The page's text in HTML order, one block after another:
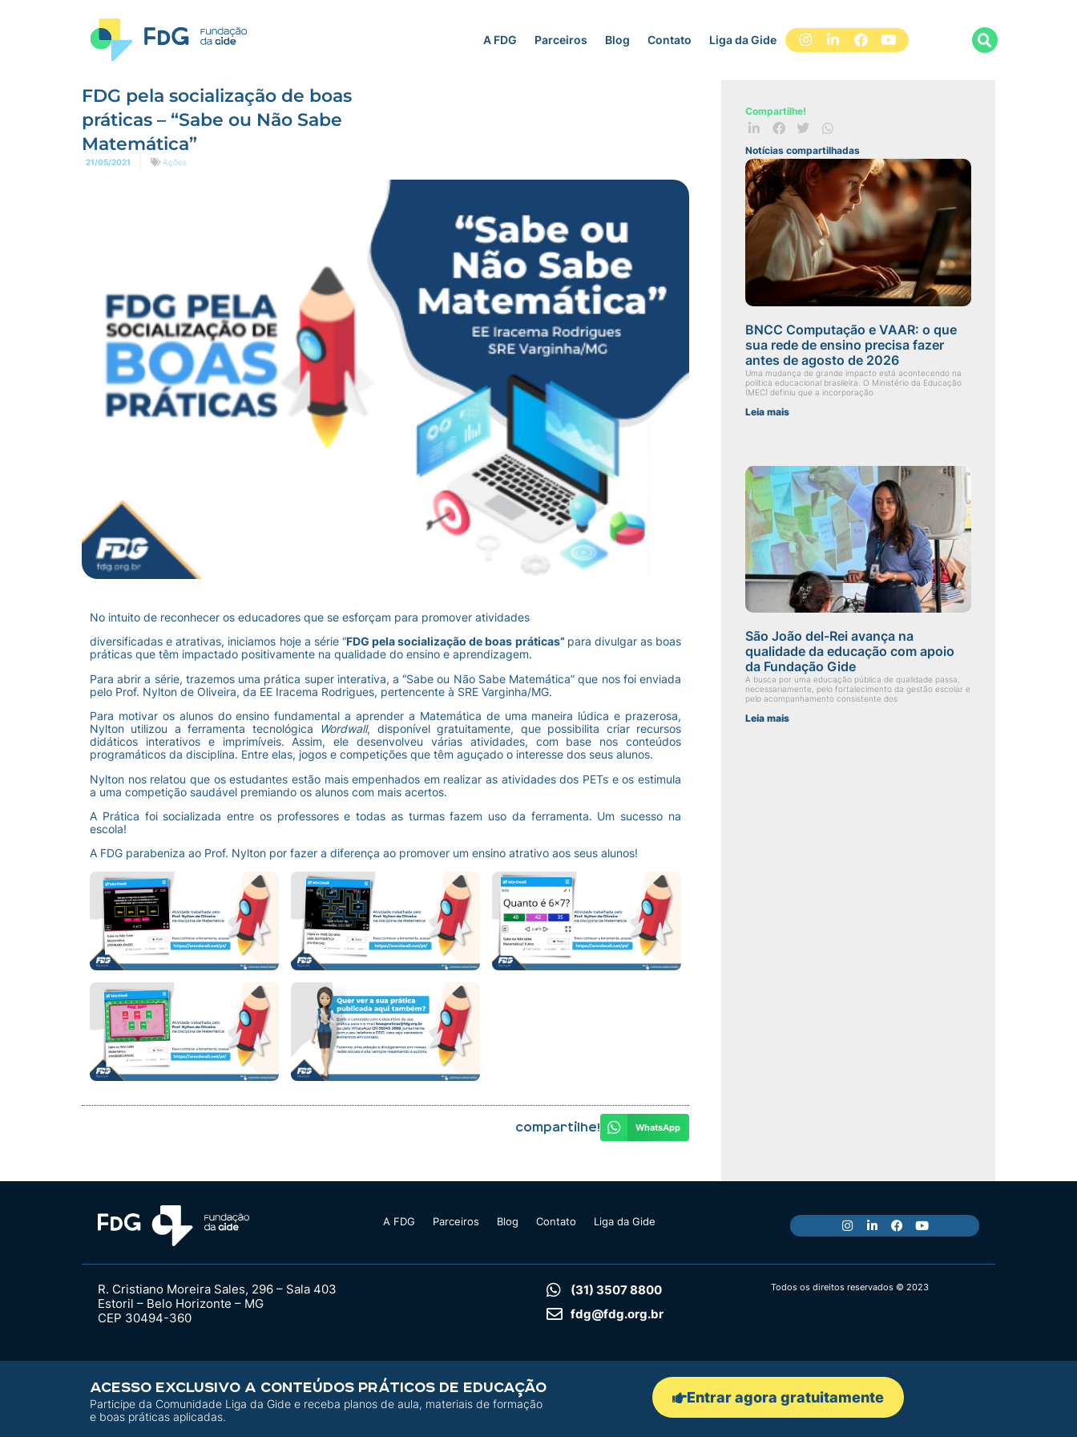
A FDG Parceiros Blog Contato Liga da Gide
FDG pela socialização de boas
práticas – “Sabe ou Não Sabe
Matemática”
21/05/2021 Ações
No intuito de reconhecer os educadores que se esforçam para promover atividades
diversificadas e atrativas, iniciamos hoje a série “FDG pela socialização de boas práticas” para divulgar as boas
práticas que têm impactado positivamente na qualidade do ensino e aprendizagem.
Para abrir a série, trazemos uma prática super interativa, a “Sabe ou Não Sabe Matemática” que nos foi enviada
pelo Prof. Nylton de Oliveira, da EE Iracema Rodrigues, pertencente à SRE Varginha/MG.
Para motivar os alunos do ensino fundamental a aprender a Matemática de uma maneira lúdica e prazerosa,
Nylton utilizou a ferramenta tecnológica
Wordwall, disponível gratuitamente, que possibilita criar recursos
didáticos interativos e imprimíveis. Assim, ele desenvolveu várias atividades, com base nos conteúdos
programáticos da disciplina. Entre elas, jogos e competições que têm aguçado o interesse dos seus alunos.
Nylton nos relatou que os estudantes estão mais empenhados em realizar as atividades dos PETs e os estimula
a uma competição saudável premiando os alunos com mais acertos.
A Prática foi socializada entre os professores e todas as turmas fazem uso da ferramenta. Um sucesso na
escola!
A FDG parabeniza ao Prof. Nylton por fazer a diferença ao promover um ensino atrativo aos seus alunos!
Compartilhe! WhatsApp
Compartilhe!
Notícias compartilhadas
BNCC Computação e VAAR: o que
sua rede de ensino precisa fazer
antes de agosto de 2026
Uma mudança de grande impacto está acontecendo na
política educacional brasileira. O Ministério da Educação
(MEC) definiu que a incorporação
Leia mais
São João del-Rei avança na
qualidade da educação com apoio
da Fundação Gide
A busca por uma educação pública de qualidade passa,
necessariamente, pelo fortalecimento da gestão escolar e
pelo acompanhamento consistente dos
Leia mais
A FDG Parceiros Blog Contato Liga da Gide
R. Cristiano Moreira Sales, 296 – Sala 403
Estoril – Belo Horizonte – MG
CEP 30494-360
(31) 3507 8800
fdg@fdg.org.br
Todos os direitos reservados © 2023
ACESSO EXCLUSIVO A CONTEÚDOS PRÁTICOS DE EDUCAÇÃO
Participe da Comunidade Liga da Gide e receba planos de aula, materiais de formação
e boas práticas aplicadas.
Entrar agora gratuitamente